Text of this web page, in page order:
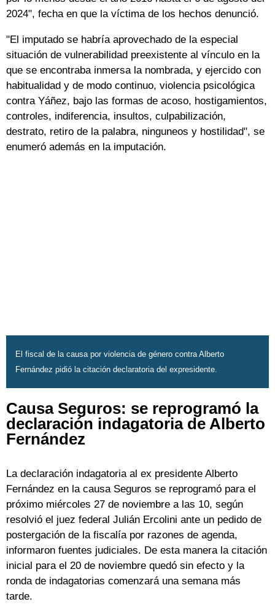
2024", fecha en que la víctima de los hechos denunció.
"El imputado se habría aprovechado de la especial
situación de vulnerabilidad preexistente al vínculo en la
que se encontraba inmersa la nombrada, y ejercido con
habitualidad y de modo continuo, violencia psicológica
contra Yáñez, bajo las formas de acoso, hostigamientos,
controles, indiferencia, insultos, culpabilización,
destrato, retiro de la palabra, ninguneos y hostilidad", se
enumeró además en la imputación.
El fiscal de la causa por violencia de género contra Alberto
Fernández pidió la citación declaratoria del expresidente.
Causa Seguros: se reprogramó la
declaración indagatoria de Alberto
Fernández
La declaración indagatoria al ex presidente Alberto
Fernández en la causa Seguros se reprogramó para el
próximo miércoles 27 de noviembre a las 10, según
resolvió el juez federal Julián Ercolini ante un pedido de
postergación de la fiscalía por razones de agenda,
informaron fuentes judiciales. De esta manera la citación
inicial para el 20 de noviembre quedó sin efecto y la
ronda de indagatorias comenzará una semana más
tarde.